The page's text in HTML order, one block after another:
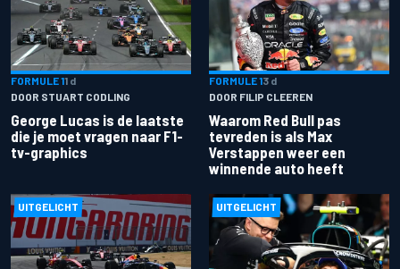
FORMULE 11 d
DOOR STUART CODLING
George Lucas is de laatste
die je moet vragen naar F1-
tv-graphics
FORMULE 13 d
DOOR FILIP CLEEREN
Waarom Red Bull pas
tevreden is als Max
Verstappen weer een
winnende auto heeft
UITGELICHT UITGELICHT